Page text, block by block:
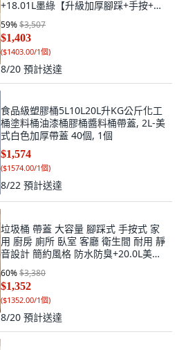
+18.01L墨綠【升級加厚腳踩+手按+緩
降+默認尺寸, 1個, 默認尺寸
59%$3,507
$1,403
($1403.00/1個)
8/20 預計送達
食品級塑膠桶5L10L20L升KG公斤化工
桶塗料桶油漆桶膠桶醬料桶帶蓋, 2L-美
式白色加厚帶蓋 40個, 1個
$1,574
($1574.00/1個)
8/22 預計送達
垃圾桶 帶蓋 大容量 腳踩式 手按式 家
用 廚房 廁所 臥室 客廳 衛生間 耐用 靜
音設計 簡約風格 防水防臭+20.0L美拉
德(腳踩+手按)廚房+默認尺寸, 1個, 默
認尺寸
60%$3,380
$1,352
($1352.00/1個)
8/20 預計送達